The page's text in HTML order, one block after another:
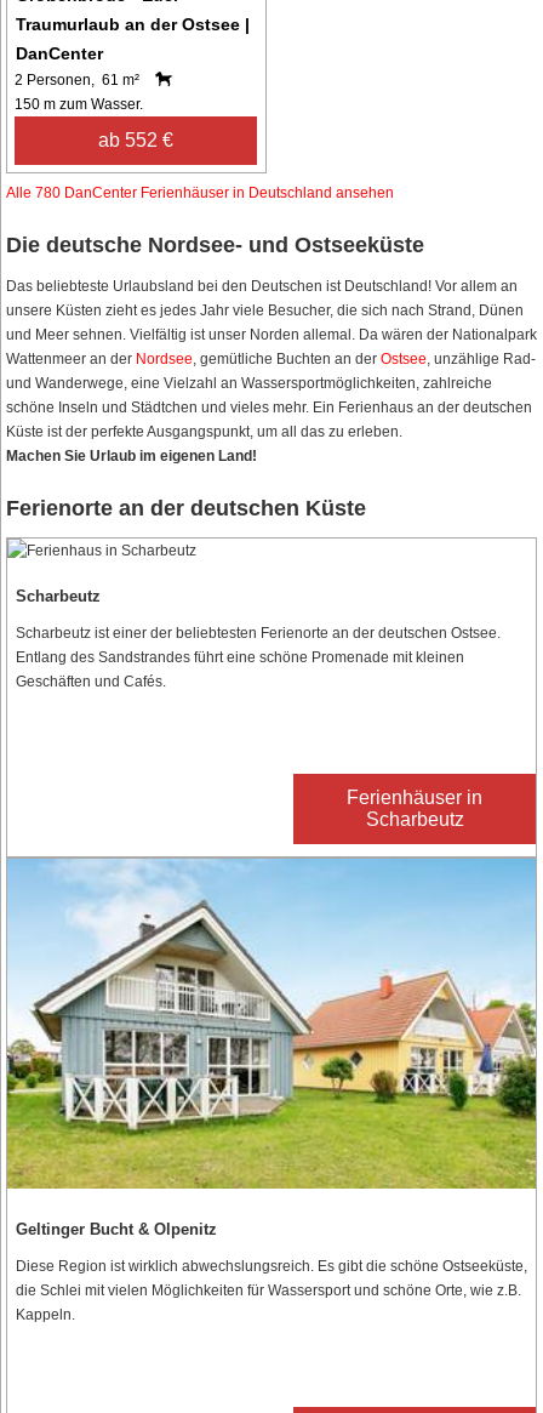
Traumurlaub an der Ostsee |
DanCenter
2 Personen, 61 m²
150 m zum Wasser.
ab 552 €
Alle 780 DanCenter Ferienhäuser in Deutschland ansehen
Die deutsche Nordsee- und Ostseeküste
Das beliebteste Urlaubsland bei den Deutschen ist Deutschland! Vor allem an
unsere Küsten zieht es jedes Jahr viele Besucher, die sich nach Strand, Dünen
und Meer sehnen. Vielfältig ist unser Norden allemal. Da wären der Nationalpark
Wattenmeer an der Nordsee, gemütliche Buchten an der Ostsee, unzählige Rad-
und Wanderwege, eine Vielzahl an Wassersportmöglichkeiten, zahlreiche
schöne Inseln und Städtchen und vieles mehr. Ein Ferienhaus an der deutschen
Küste ist der perfekte Ausgangspunkt, um all das zu erleben.
Machen Sie Urlaub im eigenen Land!
Ferienorte an der deutschen Küste
Scharbeutz
Scharbeutz ist einer der beliebtesten Ferienorte an der deutschen Ostsee.
Entlang des Sandstrandes führt eine schöne Promenade mit kleinen
Geschäften und Cafés.
Ferienhäuser in
Scharbeutz
Geltinger Bucht & Olpenitz
Diese Region ist wirklich abwechslungsreich. Es gibt die schöne Ostseeküste,
die Schlei mit vielen Möglichkeiten für Wassersport und schöne Orte, wie z.B.
Kappeln.